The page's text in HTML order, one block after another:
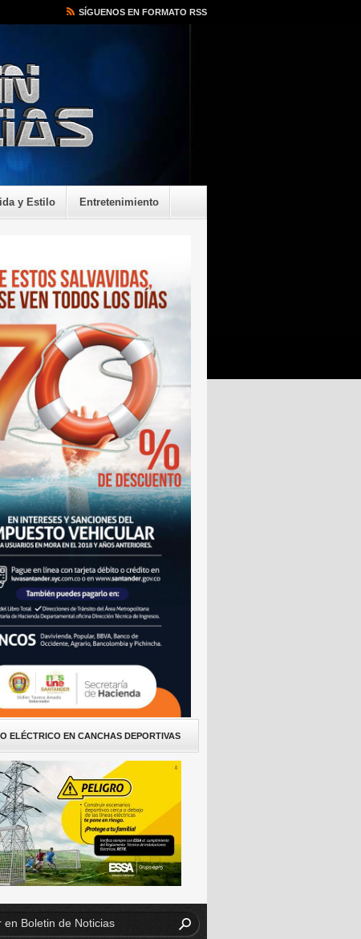
SÍGUENOS EN FORMATO RSS
y Estilo Entretenimiento
ELÉCTRICO EN CANCHAS DEPORTIVAS